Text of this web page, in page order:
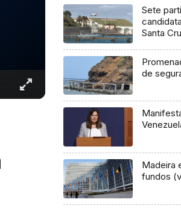
Sete
Santa
de
Madeira
fundos